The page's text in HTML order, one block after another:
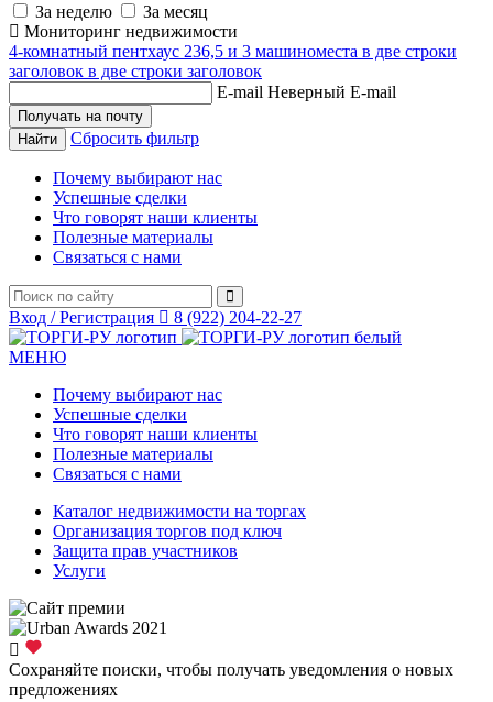
За неделю
За месяц
Мониторинг недвижимости
4-комнатный пентхаус 236,5 и 3 машиноместа в две строки
заголовок в две строки заголовок
E-mail Неверный E-mail
Сбросить фильтр
Почему выбирают нас
Успешные сделки
Что говорят наши клиенты
Полезные материалы
Связаться с нами
Вход / Регистрация 8 (922) 204-22-27
МЕНЮ
Почему выбирают нас
Успешные сделки
Что говорят наши клиенты
Полезные материалы
Связаться с нами
Каталог недвижимости на торгах
Организация торгов под ключ
Защита прав участников
Услуги
Сохраняйте поиски, чтобы получать уведомления о новых
предложениях